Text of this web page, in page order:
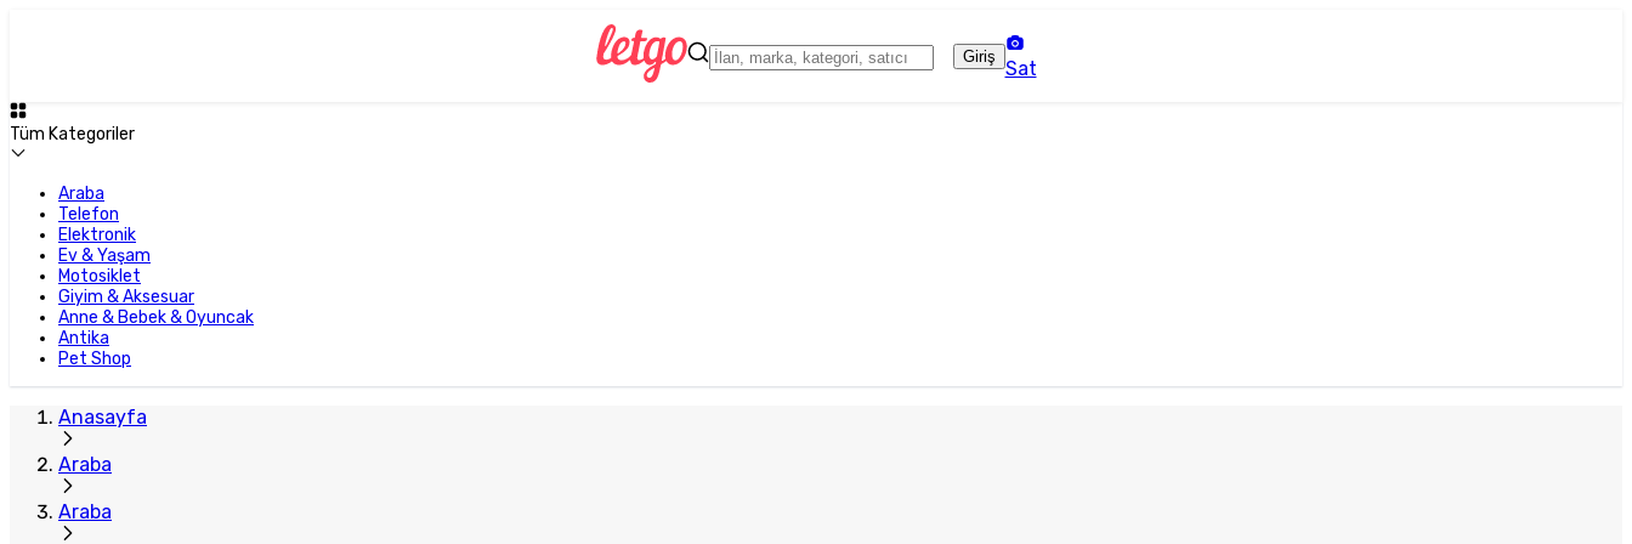
Giriş
Sat
Tüm Kategoriler
Araba
Telefon
Elektronik
Ev & Yaşam
Motosiklet
Giyim & Aksesuar
Anne & Bebek & Oyuncak
Antika
Pet Shop
Anasayfa
Araba
Araba